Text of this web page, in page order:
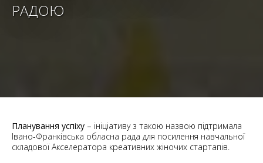
РАДОЮ
Планування успіху – ініціативу з такою назвою підтримала
Івано-Франківська обласна рада для посилення навчальної
складової Акселератора креативних жіночих стартапів.